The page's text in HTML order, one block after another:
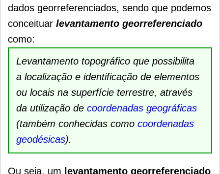
dados georreferenciados, sendo que podemos
conceituar levantamento georreferenciado
como:
Levantamento topográfico que possibilita
a localização e identificação de elementos
ou locais na superfície terrestre, através
da utilização de coordenadas geográficas
(também conhecidas como coordenadas
geodésicas).
Ou seja, um levantamento georreferenciado